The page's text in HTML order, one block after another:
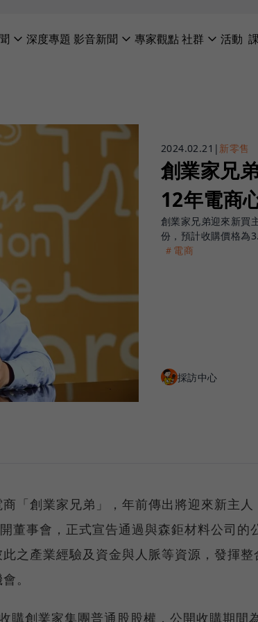
深度專題 影音新聞 專家觀點社群 活動
2024.02.21 | 新零售
創業家兄
12年電商
創業家兄弟迎來新買
份，預計收購價格為
＃電商
採訪中心
「創業家兄弟」，年前傳出將迎來新主人
董事會，正式宣告通過與森鉅材料公司的
之產業經驗及資金與人脈等資源，發揮整
。
購創業家集團普通股股權，公開收購期間